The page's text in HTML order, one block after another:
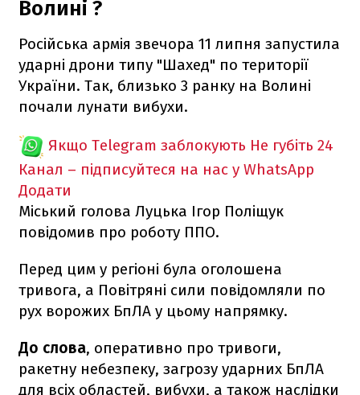
Волині ?
Російська армія звечора 11 липня запустила
ударні дрони типу "Шахед" по території
України. Так, близько 3 ранку на Волині
почали лунати вибухи.
Якщо Telegram заблокують Не губіть 24
Канал – підписуйтеся на нас у WhatsApp
Додати
Міський голова Луцька Ігор Поліщук
повідомив про роботу ППО.
Перед цим у регіоні була оголошена
тривога, а Повітряні сили повідомляли по
рух ворожих БпЛА у цьому напрямку.
До слова, оперативно про тривоги,
ракетну небезпеку, загрозу ударних БпЛА
для всіх областей, вибухи, а також наслідки